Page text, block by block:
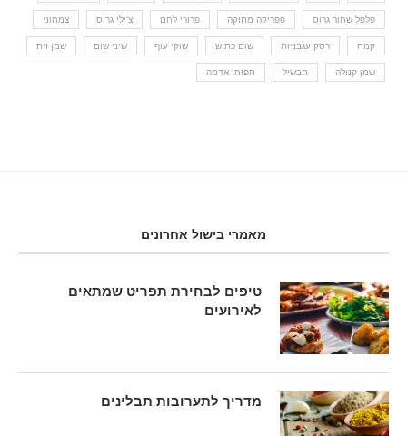
פלפל שחור גרוס פפריקה מתוקה פרורי לחם צ'ילי גרוס צמחוני
קמח רסק עגבניות שום כתוש שוקי עוף שיני שום שמן זית
שמן קנולה תבשיל תפוחי אדמה
מאמרי בישול אחרונים
טיפים לבחירת תפריט שמתאים
לאירועים
מדריך לתערובות תבלינים